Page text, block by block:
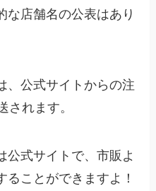
な店舗名の公表はあり
、公式サイトからの注
されます。
公式サイトで、市販よ
ることができますよ！